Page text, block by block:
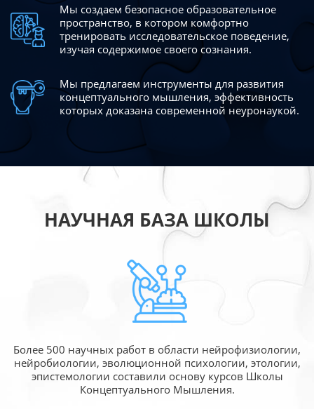
Мы создаем безопасное образовательное
пространство, в котором комфортно
тренировать исследовательское поведение,
изучая содержимое своего сознания.
Мы предлагаем инструменты для развития
концептуального мышления, эффективность
которых доказана современной неуронаукой.
НАУЧНАЯ БАЗА ШКОЛЫ
Более 500 научных работ в области нейрофизиологии,
нейробиологии, эволюционной психологии, этологии,
эпистемологии составили основу курсов Школы
Концептуального Мышления.